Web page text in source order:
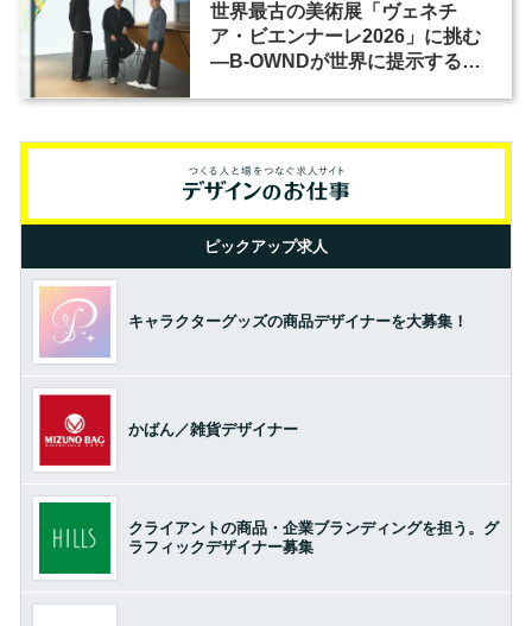
世界最古の美術展「ヴェネチ
ア・ビエンナーレ2026」に挑む
―B-OWNDが世界に提示する美
ピックアップ求人
キャラクターグッズの商品デザイナーを大募集！
かばん／雑貨デザイナー
クライアントの商品・企業ブランディングを担う。グ
ラフィックデザイナー募集